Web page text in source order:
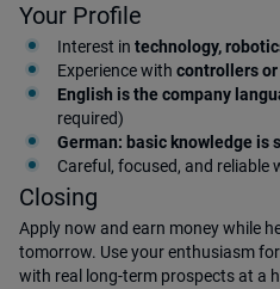
Your Profile
Interest in technology,
Experience with controllers
English is the company
required)
German: basic knowledge is
Careful, focused, and reliable
Closing
Apply now and earn money while
tomorrow. Use your enthusiasm
with real long-term prospects at a